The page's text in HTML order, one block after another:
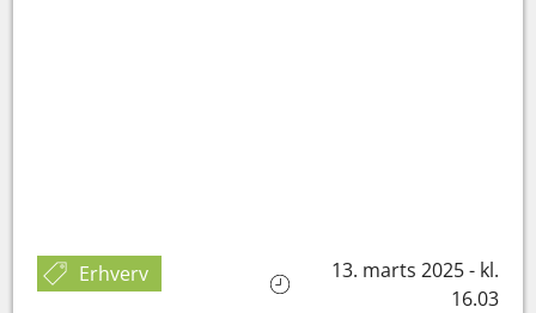
Erhverv
13. marts 2025 - kl.
16.03